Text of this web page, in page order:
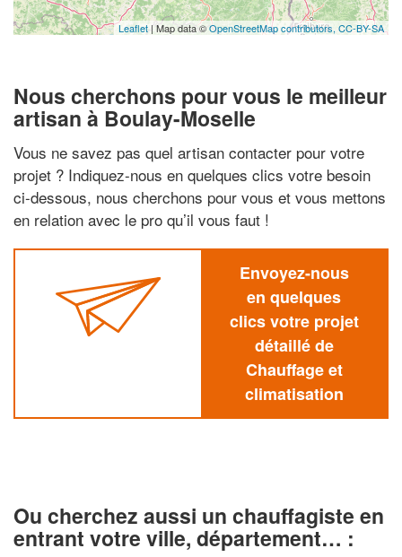
Leaflet| Map data ©OpenStreetMap contributors, CC-BY-SA
Nous cherchons pour vous le meilleur
artisan à Boulay-Moselle
Vous ne savez pas quel artisan contacter pour votre
projet ? Indiquez-nous en quelques clics votre besoin
ci-dessous, nous cherchons pour vous et vous mettons
en relation avec le pro qu’il vous faut !
Envoyez-nous
en quelques
clics votre projet
détaillé de
Chauffage et
climatisation
Ou cherchez aussi un chauffagiste en
entrant votre ville, département… :